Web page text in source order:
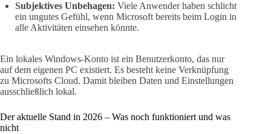
Subjektives Unbehagen: Viele Anwender haben schlicht
ein ungutes Gefühl, wenn Microsoft bereits beim Login in
alle Aktivitäten einsehen könnte.
Ein lokales Windows-Konto ist ein Benutzerkonto, das nur
auf dem eigenen PC existiert. Es besteht keine Verknüpfung
zu Microsofts Cloud. Damit bleiben Daten und Einstellungen
ausschließlich lokal.
Der aktuelle Stand in 2026 – Was noch funktioniert und was
nicht